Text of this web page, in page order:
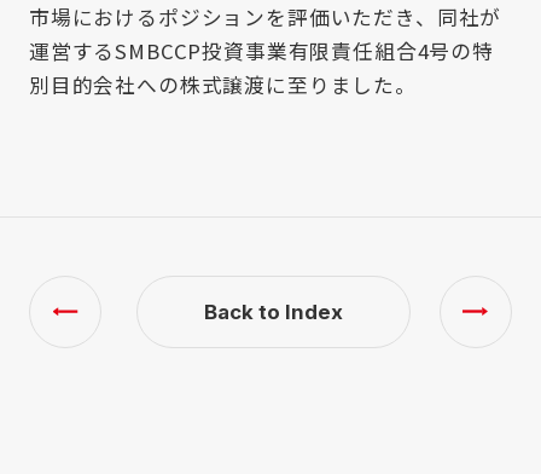
市場におけるポジションを評価いただき、同社が
運営するSMBCCP投資事業有限責任組合4号の特
別目的会社への株式譲渡に至りました。
Back to Index